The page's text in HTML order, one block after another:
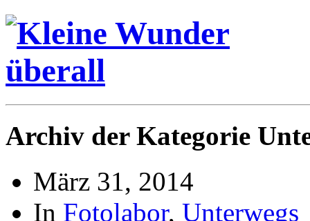
Archiv der Kategorie
März 31, 2014
In Fotolabor, Unterwegs